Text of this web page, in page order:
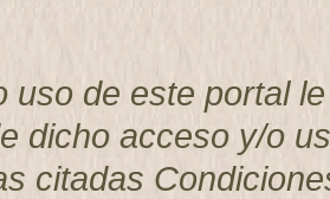
uso de este portal
dicho acceso y/o
citadas